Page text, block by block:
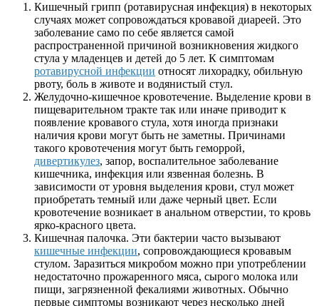
Кишечный грипп (ротавирусная инфекция) в некоторых
случаях может сопровождаться кровавой диареей. Это
заболевание само по себе является самой
распространенной причиной возникновения жидкого
стула у младенцев и детей до 5 лет. К симптомам
ротавирусной инфекции относят лихорадку, обильную
рвоту, боль в животе и водянистый стул.
Желудочно-кишечное кровотечение. Выделение крови в
пищеварительном тракте так или иначе приводит к
появление кровавого стула, хотя иногда признаки
наличия крови могут быть не заметны. Причинами
такого кровотечения могут быть геморрой,
дивертикулез, запор, воспалительное заболевание
кишечника, инфекция или язвенная болезнь. В
зависимости от уровня выделения крови, стул может
приобретать темный или даже черный цвет. Если
кровотечение возникает в анальном отверстии, то кровь
ярко-красного цвета.
Кишечная палочка. Эти бактерии часто вызывают
кишечные инфекции, сопровождающиеся кровавым
стулом. Заразиться микробом можно при употреблении
недостаточно прожаренного мяса, сырого молока или
пищи, загрязненной фекалиями животных. Обычно
первые симптомы возникают через несколько дней